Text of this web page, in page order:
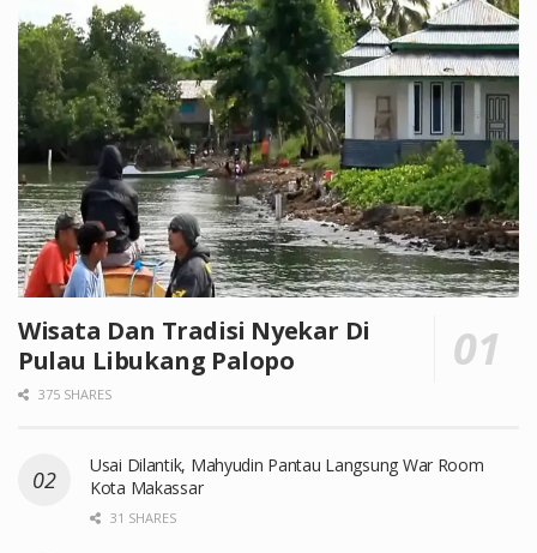
Wisata Dan Tradisi Nyekar Di
Pulau Libukang Palopo
375 SHARES
Usai Dilantik, Mahyudin Pantau Langsung War Room
Kota Makassar
31 SHARES